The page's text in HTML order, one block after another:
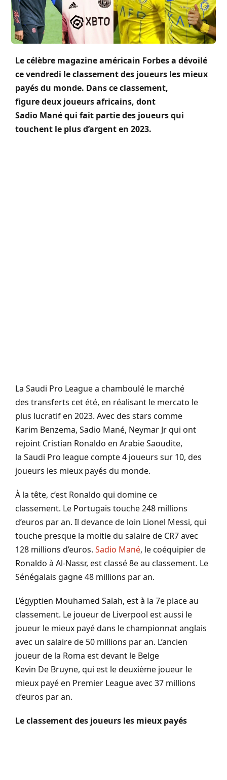
Le célèbre magazine américain Forbes a dévoilé
ce vendredi le classement des joueurs les mieux
payés du monde. Dans ce classement,
figure deux joueurs africains, dont
Sadio Manéqui fait partie des joueurs qui
touchent le plus d’argent en 2023.
La Saudi Pro Leaguea chamboulé le marché
des transferts cet été, en réalisant le mercato le
plus lucratif en 2023. Avec des stars comme
Karim Benzema, Sadio Mané, Neymar Jrqui ont
rejoint Cristian Ronaldo en Arabie Saoudite,
la Saudi Pro leaguecompte 4 joueurs sur 10, des
joueurs les mieux payés du monde.
À la tête, c’est Ronaldo qui domine ce
classement. Le Portugais touche 248 millions
d’euros par an. Il devance de loin Lionel Messi, qui
touche presque la moitie du salaire de CR7 avec
128 millions d’euros. Sadio Mané, le coéquipier de
Ronaldo à Al-Nassr, est classé 8e au classement. Le
Sénégalais gagne 48 millions par an.
L’égyptien Mouhamed Salah, est à la 7e place au
classement. Le joueur de Liverpool est aussi le
joueur le mieux payé dans le championnat anglais
avec un salaire de 50 millions par an. L’ancien
joueur de la Roma est devant le Belge
Kevin De Bruyne, qui est le deuxième joueur le
mieux payé en Premier Leagueavec 37 millions
d’euros par an.
Le classement des joueurs les mieux payés